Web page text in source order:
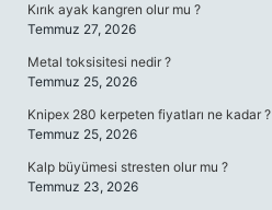
Kırık ayak kangren olur mu ?
Temmuz 27, 2026
Metal toksisitesi nedir ?
Temmuz 25, 2026
Knipex 280 kerpeten fiyatları ne kadar ?
Temmuz 25, 2026
Kalp büyümesi stresten olur mu ?
Temmuz 23, 2026